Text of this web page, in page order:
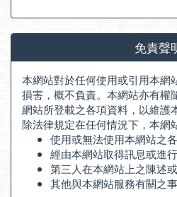
免責聲
本網站對於任何使用或引用本網
損害，概不負責。本網站亦有權
網站所登載之各項資料，以維護
除法律規定在任何情況下，本網
使用或無法使用本網站之各
經由本網站取得訊息或進行
第三人在本網站上之陳述或
其他與本網站服務有關之事